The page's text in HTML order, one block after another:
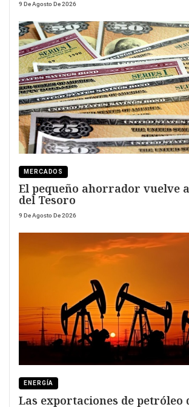
9 De Agosto De 2026
MERCADOS
El pequeño ahorrador vuelve
del Tesoro
9 De Agosto De 2026
ENERGÍA
Las exportaciones de petróleo